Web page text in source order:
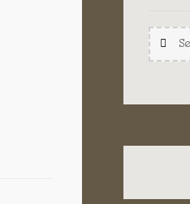
Søg
efter:
Søg